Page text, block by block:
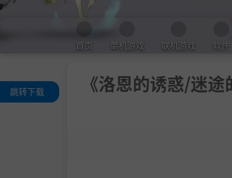
首页 单机游戏 联机游戏 软件
《洛恩的诱惑/迷
跳转下载